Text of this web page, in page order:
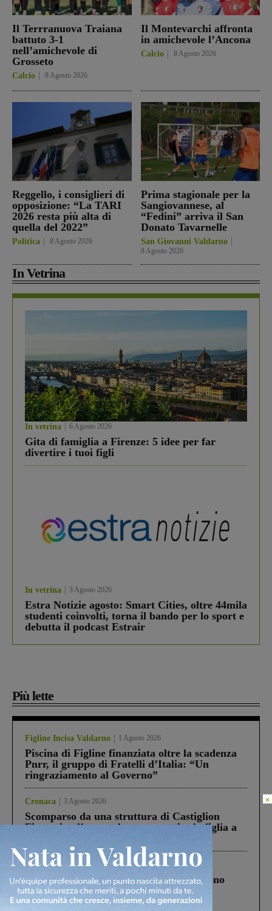
Il Terrranuova Traiana
battuto 3-1
nell’amichevole di
Grosseto
Calcio 8 Agosto 2026
Il Montevarchi affronta
in amichevole l’Ancona
Calcio 8 Agosto 2026
Reggello, i consiglieri di
opposizione: “La TARI
2026 resta più alta di
quella del 2022”
Politica 8 Agosto 2026
Prima stagionale per la
Sangiovannese, al
“Fedini” arriva il San
Donato Tavarnelle
San Giovanni Valdarno
8 Agosto 2026
In Vetrina
In vetrina 6 Agosto 2026
Gita di famiglia a Firenze: 5 idee per far
divertire i tuoi figli
In vetrina 3 Agosto 2026
Estra Notizie agosto: Smart Cities, oltre 44mila
studenti coinvolti, torna il bando per lo sport e
debutta il podcast Estrair
Più lette
Figline Incisa Valdarno 1 Agosto 2026
Piscina di Figline finanziata oltre la scadenza
Pnrr, il gruppo di Fratelli d’Italia: “Un
ringraziamento al Governo”
Cronaca 3 Agosto 2026
Scomparso da una struttura di Castiglion
Fiorentino l’uomo che aveva ucciso la figlia a
Cronaca 4 Agosto 2026
Un anno fa la strage in A1 in cui morirono
Gianni, Giulia e Franco. Lo schianto, il
processo, lo stop ai sorpassi fra tir....
×